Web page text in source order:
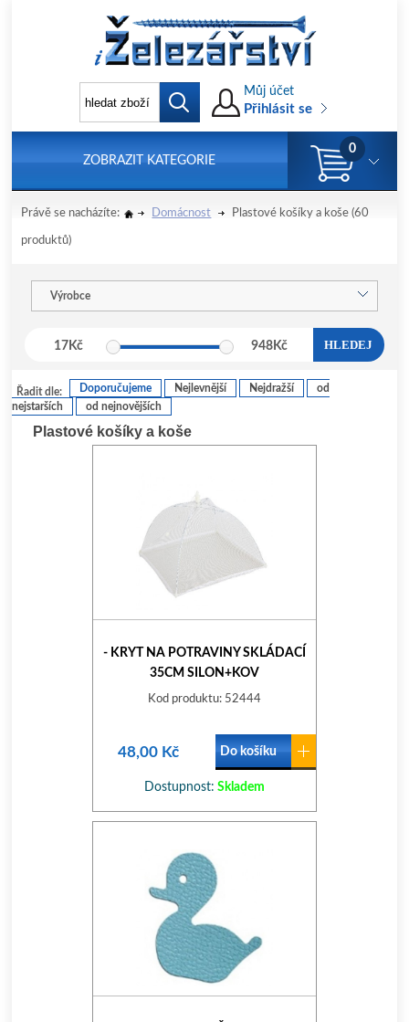
Můj účet
Přihlásit se
ZOBRAZIT KATEGORIE
0
Právě se nacházíte: Domácnost Plastové košíky a koše (60
produktů)
Výrobce
17 Kč 948 Kč HLEDEJ
Řadit dle: Doporučujeme Nejlevnější Nejdražší
od
nejstarších
od nejnovějších
Plastové košíky a koše
- KRYT NA POTRAVINY SKLÁDACÍ
35CM SILON+KOV
Kod produktu: 52444
48,00 Kč Do košíku
Dostupnost: Skladem